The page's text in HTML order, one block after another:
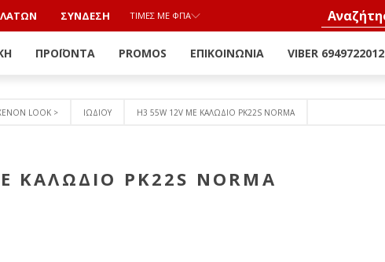
ΣΎΝΔΕΣΗ ΤΙΜΈΣ ΜΕ ΦΠΑ
ΠΡΟΪΌΝΤΑ PROMOS ΕΠΙΚΟΙΝΩΝΊΑ VIBER 6949722012
LOOK > ΙΩΔΙΟΥ H3 55W 12V ME ΚΑΛΩΔΙΟ PK22S NORMA
ΚΑΛΩΔΙΟ PK22S NORMA